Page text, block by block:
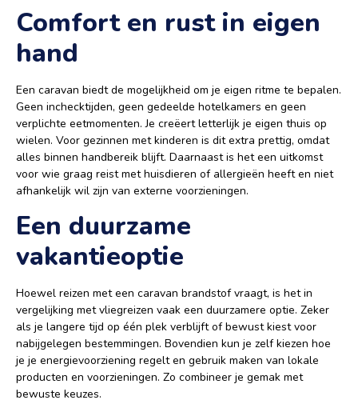
Comfort en rust in eigen
hand
Een caravan biedt de mogelijkheid om je eigen ritme te bepalen.
Geen inchecktijden, geen gedeelde hotelkamers en geen
verplichte eetmomenten. Je creëert letterlijk je eigen thuis op
wielen. Voor gezinnen met kinderen is dit extra prettig, omdat
alles binnen handbereik blijft. Daarnaast is het een uitkomst
voor wie graag reist met huisdieren of allergieën heeft en niet
afhankelijk wil zijn van externe voorzieningen.
Een duurzame
vakantieoptie
Hoewel reizen met een caravan brandstof vraagt, is het in
vergelijking met vliegreizen vaak een duurzamere optie. Zeker
als je langere tijd op één plek verblijft of bewust kiest voor
nabijgelegen bestemmingen. Bovendien kun je zelf kiezen hoe
je je energievoorziening regelt en gebruik maken van lokale
producten en voorzieningen. Zo combineer je gemak met
bewuste keuzes.